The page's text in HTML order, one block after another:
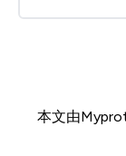
本文由